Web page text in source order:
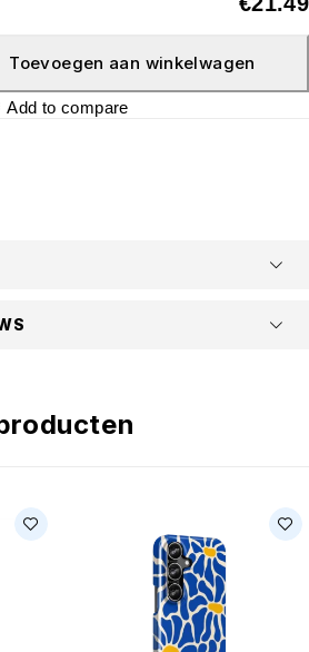
Toevoegen aan winkelwagen
Add to compare